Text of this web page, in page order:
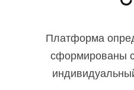
Платформа
сформированы